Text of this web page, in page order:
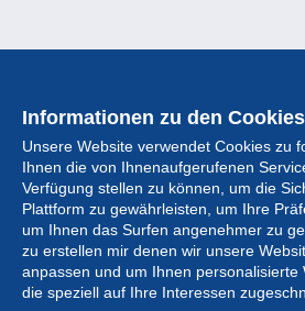
Informationen zu den Cookies
Unsere Website verwendet Cookies zu
Ihnen die von Ihnenaufgerufenen
Verfügung stellen zu können, um die
Plattform zu gewährleisten, um Ihre
um Ihnen das Surfen angenehmer zu
zu erstellen mir denen wir unsere
anpassen und um Ihnen personalisierte
die speziell auf Ihre Interessen
Sammlung